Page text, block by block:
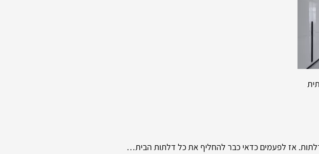
אז לפעמים כדאי כבר להחליף את כל דלתות הבית…